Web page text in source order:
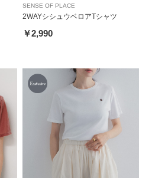
SENSE OF PLACE
2WAYシシュウベロアTシャツ
￥2,990